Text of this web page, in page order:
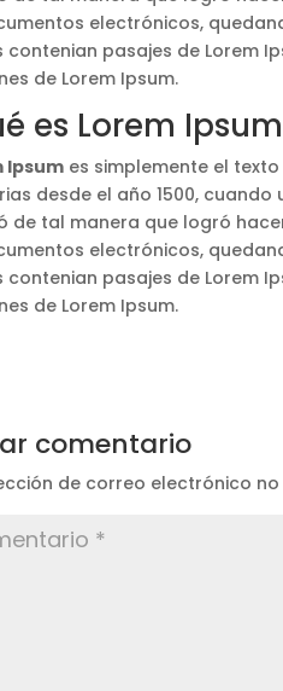
electrónicos,
contenian pasajes de Lorem
de Lorem Ipsum.
es Lorem
Ipsum es simplemente el
desde el año 1500,
de tal manera que logró
electrónicos,
contenian pasajes de Lorem
de Lorem Ipsum.
comentario
de correo electrónico